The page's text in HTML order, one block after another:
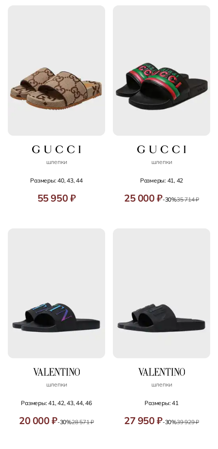
шлепки
Размеры: 40, 43, 44
55 950 ₽
шлепки
Размеры: 41, 42
25 000 ₽-30%35 714 ₽
шлепки
Размеры: 41, 42, 43, 44, 46
20 000 ₽-30%28 571 ₽
шлепки
Размеры: 41
27 950 ₽-30%39 929 ₽